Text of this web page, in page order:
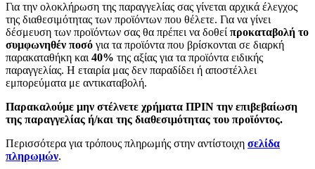
Για την ολοκλήρωση της παραγγελίας σας γίνεται αρχικά έλεγχος
της διαθεσιμότητας των προϊόντων που θέλετε. Για να γίνει
δέσμευση των προϊόντων σας θα πρέπει να δοθείπροκαταβολή το
συμφωνηθέν ποσό για τα προϊόντα που βρίσκονται σε διαρκή
παρακαταθήκη και40% της αξίας για τα προϊόντα ειδικής
παραγγελίας. Η εταιρία μας δεν παραδίδει ή αποστέλλει
εμπορεύματα με αντικαταβολή.
Παρακαλούμε μην στέλνετε χρήματα ΠΡΙΝ την επιβεβαίωση
της παραγγελίας ή/και της διαθεσιμότητας του προϊόντος.
Περισσότερα για τρόπους πληρωμής στην αντίστοιχη σελίδα
πληρωμών.